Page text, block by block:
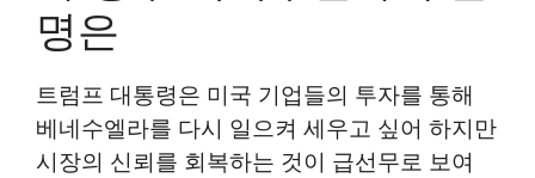
명은
트럼프 대통령은 미국 기업들의 투자를 통해
베네수엘라를 다시 일으켜 세우고 싶어 하지만
시장의 신뢰를 회복하는 것이 급선무로 보여